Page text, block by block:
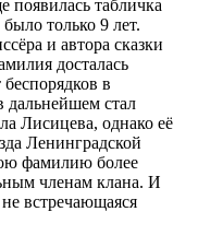
появилась табличка
только 9 лет.
и автора сказки
досталась
в
дальнейшем стал
Лисицева, однако её
Ленинградской
фамилию более
членам клана. И
встречающаяся